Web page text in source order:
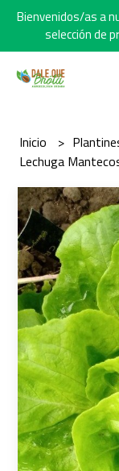
Bienvenidos/as a
selección de
Inicio
Lechuga